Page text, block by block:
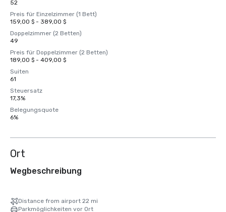
52
Preis für Einzelzimmer (1 Bett)
159,00 $ - 389,00 $
Doppelzimmer (2 Betten)
49
Preis für Doppelzimmer (2 Betten)
189,00 $ - 409,00 $
Suiten
61
Steuersatz
17,3%
Belegungsquote
6%
Ort
Wegbeschreibung
Distance from airport 22 mi
Parkmöglichkeiten vor Ort